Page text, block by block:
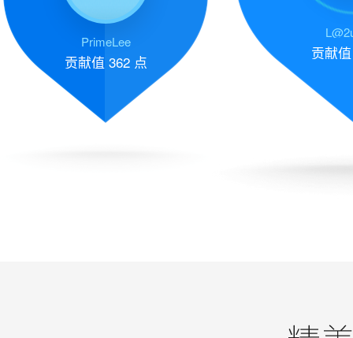
PrimeLee
贡献值 362 点 贡献